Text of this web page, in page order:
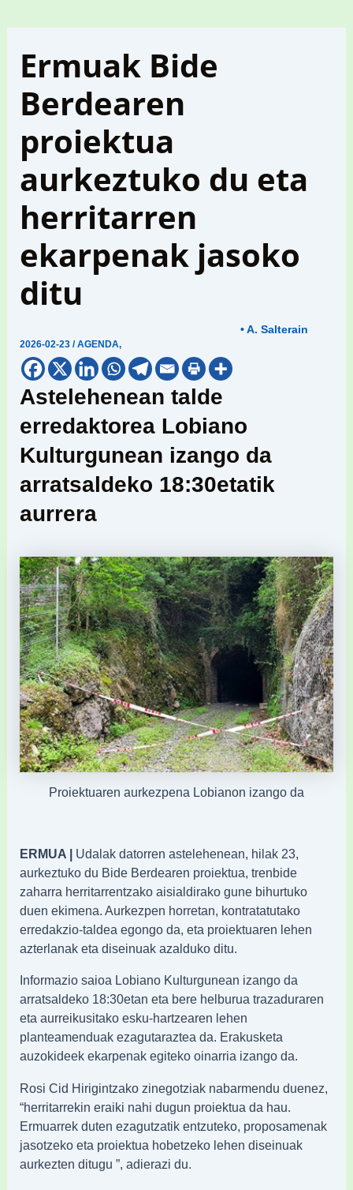
Ermuak Bide
Berdearen
proiektua
aurkeztuko du eta
herritarren
ekarpenak jasoko
ditu
2026-02-23/AGENDA,
• A. Salterain
Astelehenean talde
erredaktorea Lobiano
Kulturgunean izango da
arratsaldeko 18:30etatik
aurrera
Proiektuaren aurkezpena Lobianon izango da
ERMUA | Udalak datorren astelehenean, hilak 23,
aurkeztuko du Bide Berdearen proiektua, trenbide
zaharra herritarrentzako aisialdirako gune bihurtuko
duen ekimena. Aurkezpen horretan, kontratatutako
erredakzio-taldea egongo da, eta proiektuaren lehen
azterlanak eta diseinuak azalduko ditu.
Informazio saioa Lobiano Kulturgunean izango da
arratsaldeko 18:30etan eta bere helburua trazaduraren
eta aurreikusitako esku-hartzearen lehen
planteamenduak ezagutaraztea da. Erakusketa
auzokideek ekarpenak egiteko oinarria izango da.
Rosi Cid Hirigintzako zinegotziak nabarmendu duenez,
“herritarrekin eraiki nahi dugun proiektua da hau.
Ermuarrek duten ezagutzatik entzuteko, proposamenak
jasotzeko eta proiektua hobetzeko lehen diseinuak
aurkezten ditugu ”, adierazi du.